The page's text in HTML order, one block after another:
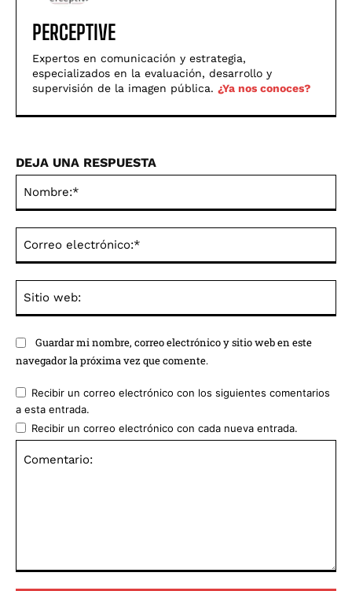
PERCEPTIVE
Expertos en comunicación y estrategia,
especializados en la evaluación, desarrollo y
supervisión de la imagen pública. ¿Ya nos conoces?
DEJA UNA RESPUESTA
Guardar mi nombre, correo electrónico y sitio web en este
navegador la próxima vez que comente.
Recibir un correo electrónico con los siguientes comentarios
a esta entrada.
Recibir un correo electrónico con cada nueva entrada.